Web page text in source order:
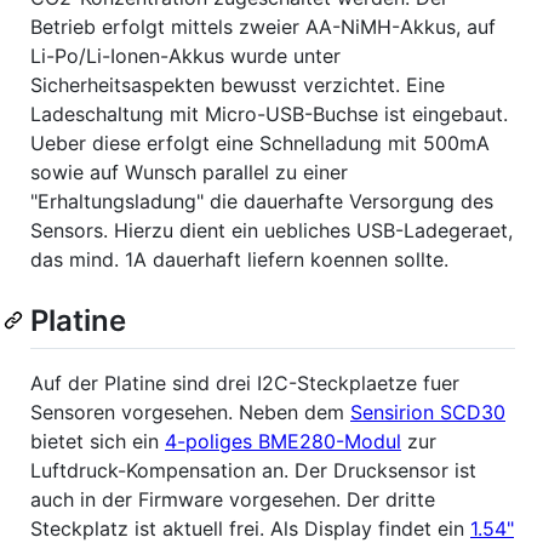
Betrieb erfolgt mittels zweier AA-NiMH-Akkus, auf
Li-Po/Li-Ionen-Akkus wurde unter
Sicherheitsaspekten bewusst verzichtet. Eine
Ladeschaltung mit Micro-USB-Buchse ist eingebaut.
Ueber diese erfolgt eine Schnelladung mit 500mA
sowie auf Wunsch parallel zu einer
"Erhaltungsladung" die dauerhafte Versorgung des
Sensors. Hierzu dient ein uebliches USB-Ladegeraet,
das mind. 1A dauerhaft liefern koennen sollte.
Platine
Auf der Platine sind drei I2C-Steckplaetze fuer
Sensoren vorgesehen. Neben dem Sensirion SCD30
bietet sich ein 4-poliges BME280-Modul zur
Luftdruck-Kompensation an. Der Drucksensor ist
auch in der Firmware vorgesehen. Der dritte
Steckplatz ist aktuell frei. Als Display findet ein 1.54"